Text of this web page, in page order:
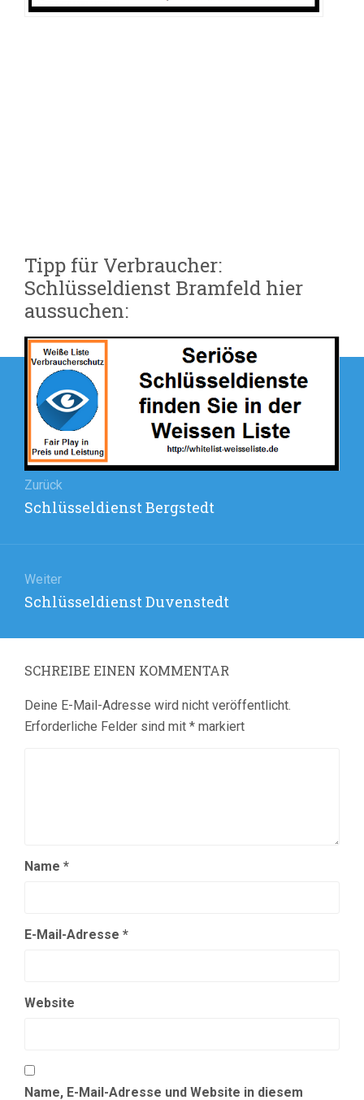
Tipp für Verbraucher:
Schlüsseldienst Bramfeld hier
aussuchen:
Beitragsnavigation
Zurück
Vorheriger
Schlüsseldienst Bergstedt
Weiter
Nächster
Schlüsseldienst Duvenstedt
SCHREIBE EINEN KOMMENTAR
Deine E-Mail-Adresse wird nicht veröffentlicht.
Erforderliche Felder sind mit * markiert
Name *
E-Mail-Adresse *
Website
Name, E-Mail-Adresse und Website in diesem